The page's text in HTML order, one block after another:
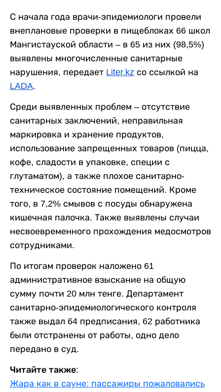
С начала года врачи-эпидемиологи провели
внеплановые проверки в пищеблоках 66 школ
Мангистауской области – в 65 из них (98,5%)
выявлены многочисленные санитарные
нарушения, передает Liter.kz со ссылкой на
LADA.
Среди выявленных проблем – отсутствие
санитарных заключений, неправильная
маркировка и хранение продуктов,
использование запрещенных товаров (пицца,
кофе, сладости в упаковке, специи с
глутаматом), а также плохое санитарно-
техническое состояние помещений. Кроме
того, в 7,2% смывов с посуды обнаружена
кишечная палочка. Также выявлены случаи
несвоевременного прохождения медосмотров
сотрудниками.
По итогам проверок наложено 61
административное взыскание на общую
сумму почти 20 млн тенге. Департамент
санитарно-эпидемиологического контроля
также выдал 64 предписания, 62 работника
были отстранены от работы, одно дело
передано в суд.
Читайте также:
Жара как в сауне: пассажиры пожаловались